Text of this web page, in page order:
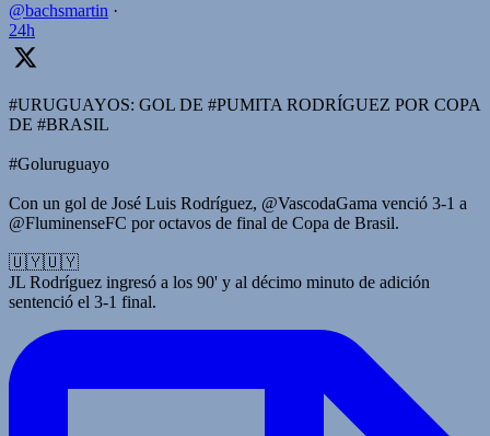
@bachsmartin ·
24h
#URUGUAYOS: GOL DE #PUMITA RODRÍGUEZ POR COPA
DE #BRASIL
#Goluruguayo
Con un gol de José Luis Rodríguez, @VascodaGama venció 3-1 a
@FluminenseFC por octavos de final de Copa de Brasil.
🇺🇾🇺🇾
JL Rodríguez ingresó a los 90' y al décimo minuto de adición
sentenció el 3-1 final.